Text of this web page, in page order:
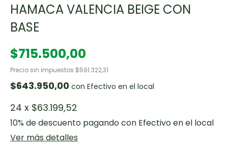
HAMACA VALENCIA BEIGE CON
BASE
$715.500,00
Precio sin impuestos $591.322,31
$643.950,00 con Efectivo en el local
24 x $63.199,52
10% de descuento pagando con Efectivo en el local
Ver más detalles